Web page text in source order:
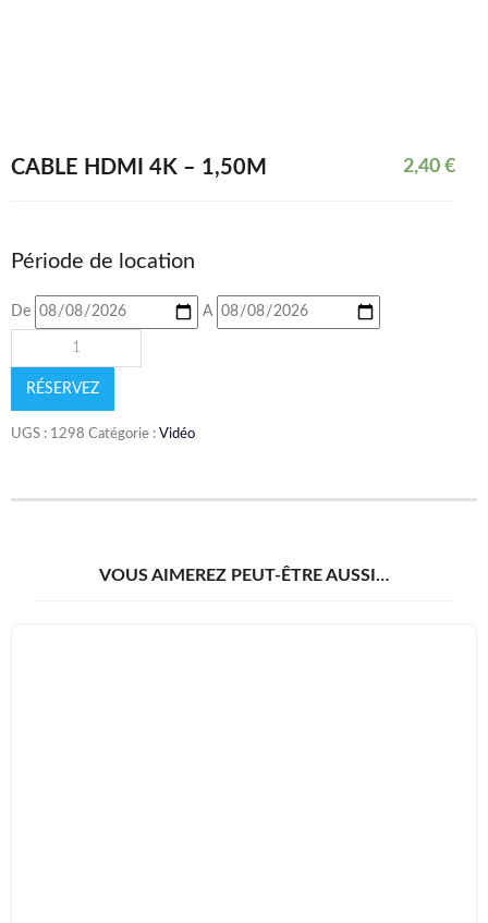
CABLE HDMI 4K – 1,50M 2,40 €
Période de location
De A
RÉSERVEZ
UGS : 1298 Catégorie : Vidéo
VOUS AIMEREZ PEUT-ÊTRE AUSSI…